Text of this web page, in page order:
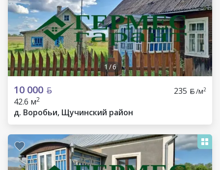
1 /6
10 000 235 /м2
42.6 м2
д. Воробьи, Щучинский район